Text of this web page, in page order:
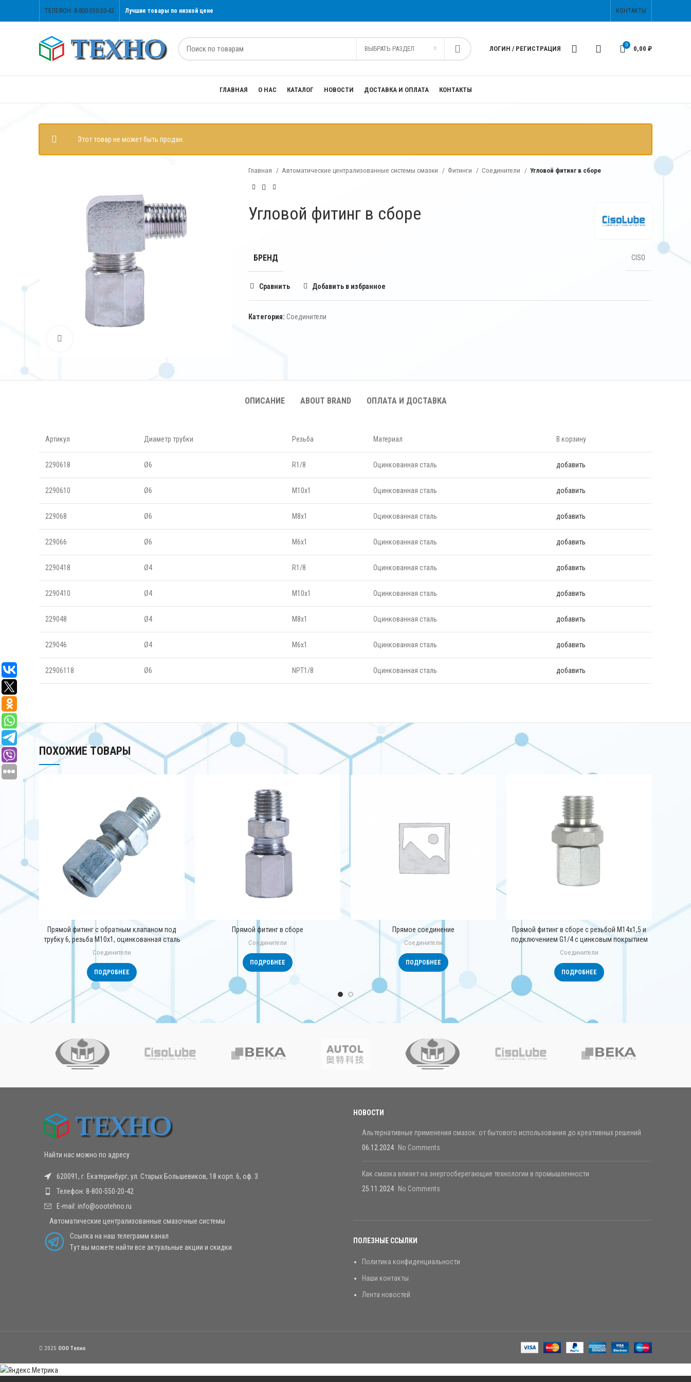
ТЕЛЕФОН: 8-800-550-20-42 Лучшие товары по низкой цене КОНТАКТЫ
ВЫБРАТЬ РАЗДЕЛ ЛОГИН / РЕГИСТРАЦИЯ
0
0,00 ₽
ГЛАВНАЯ О НАС КАТАЛОГ НОВОСТИ ДОСТАВКА И ОПЛАТА КОНТАКТЫ
Этот товар не может быть продан.
Главная Автоматические централизованные системы смазки Фитинги Соединители Угловой фитинг в сборе
Угловой фитинг в сборе
БРЕНД CISO
Сравнить Добавить в избранное
Категория: Соединители
ОПИСАНИЕ ABOUT BRAND ОПЛАТА И ДОСТАВКА
Артикул Диаметр трубки Резьба Материал В корзину
2290618 Ø6 R1/8 Оцинкованная сталь добавить
2290610 Ø6 M10х1 Оцинкованная сталь добавить
229068 Ø6 M8х1 Оцинкованная сталь добавить
229066 Ø6 M6х1 Оцинкованная сталь добавить
2290418 Ø4 R1/8 Оцинкованная сталь добавить
2290410 Ø4 M10х1 Оцинкованная сталь добавить
229048 Ø4 M8х1 Оцинкованная сталь добавить
229046 Ø4 M6х1 Оцинкованная сталь добавить
22906118 Ø6 NPT1/8 Оцинкованная сталь добавить
ПОХОЖИЕ ТОВАРЫ
Прямой фитинг с обратным клапаном под
трубку 6, резьба М10х1, оцинкованная сталь
Соединители
ПОДРОБНЕЕ
Прямой фитинг в сборе
Соединители
ПОДРОБНЕЕ
Прямое соединение
Соединители
ПОДРОБНЕЕ
Прямой фитинг в сборе с резьбой М14х1,5 и
подключением G1/4 с цинковым покрытием
Соединители
ПОДРОБНЕЕ
Найти нас можно по адресу
620091, г. Екатеринбург, ул. Старых Большевиков, 18 корп. 6, оф. 3
Телефон: 8-800-550-20-42
E-mail: info@oootehno.ru
Автоматические централизованные смазочные системы
Ссылка на наш телеграмм канал
Тут вы можете найти все актуальные акции и скидки
НОВОСТИ
Альтернативные применения смазок: от бытового использования до креативных решений
06.12.2024
No Comments
Как смазка влияет на энергосберегающие технологии в промышленности
25.11.2024
No Comments
ПОЛЕЗНЫЕ ССЫЛКИ
Политика конфиденциальности
Наши контакты
Лента новостей
2025 OOO Техно